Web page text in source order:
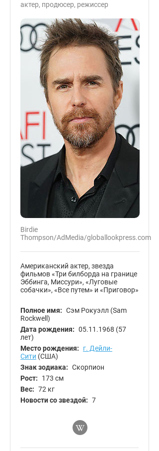
актер, продюсер, режиссер
Birdie
Thompson/AdMedia/globallookpress.com
Американский актер, звезда
фильмов «Три билборда на границе
Эббинга, Миссури», «Луговые
собачки», «Все путем» и «Приговор»
Полное имя: Сэм Рокуэлл (Sam
Rockwell)
Дата рождения: 05.11.1968 (57
лет)
Место рождения:
г. Дейли-
Сити (США)
Знак зодиака: Скорпион
Рост:
173 см
Вес: 72 кг
Новости со звездой: 7